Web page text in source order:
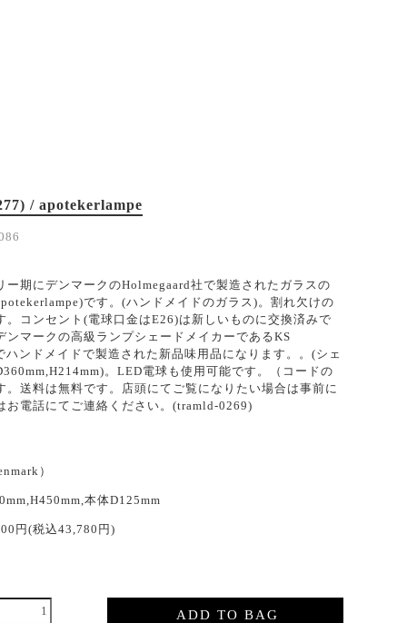
/ apotekerlampe
ー期にデンマークのHolmegaard社で製造されたガラスの
です。(ハンドメイドのガラス)。割れ欠けの
。コンセント(電球口金はE26)は新しいものに交換済みで
ンマークの高級ランプシェードメイカーであるKS
ンドメイドで製造された新品味用品になります。。(シェ
。LED電球も使用可能です。（コードの
。送料は無料です。店頭にてご覧になりたい場合は事前に
お電話にてご連絡ください。(tramld-0269)
）
本体D125mm
円(税込43,780円)
ADD TO BAG